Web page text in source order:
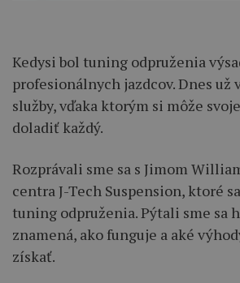
Kedysi bol tuning odpruženia
profesionálnych jazdcov. Dnes už
služby, vďaka ktorým si môže
doladiť každý.
Rozprávali sme sa s Jimom
centra J-Tech Suspension, ktoré
tuning odpruženia. Pýtali sme sa
znamená, ako funguje a aké
získať.